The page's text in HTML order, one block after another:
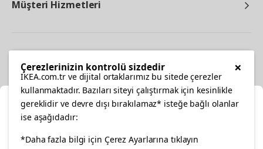
Müşteri Hizmetleri
facebooktwitterinstagrampinterestyoutube
Konumunuzu Seçin
×
Çerezlerinizin kontrolü sizdedir
IKEA.com.tr ve dijital ortaklarımız bu sitede çerezler
kullanmaktadır. Bazıları siteyi çalıştırmak için kesinlikle
gereklidir ve devre dışı bırakılamaz* isteğe bağlı olanlar
ise aşağıdadır:
*Daha fazla bilgi için Çerez Ayarlarına tıklayın